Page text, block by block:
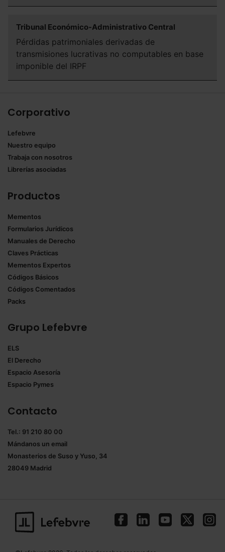
Tribunal Económico-Administrativo Central
Pérdidas patrimoniales derivadas de
transmisiones lucrativas no computables en base
imponible del IRPF
Corporativo
Lefebvre
Nuestro equipo
Trabaja con nosotros
Librerías asociadas
Productos
Mementos
Formularios Jurídicos
Manuales de Derecho
Claves Prácticas
Mementos Expertos
Códigos Básicos
Códigos Comentados
Packs
Grupo Lefebvre
ELS
El Derecho
Espacio Asesoría
Espacio Pymes
Contacto
Tel.: 91 210 80 00
Mándanos un email
Monasterios de Suso y Yuso, 34
28049 Madrid